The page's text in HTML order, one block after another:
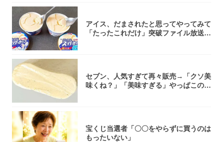
アイス、だまされたと思ってやってみて
「たったこれだけ」突破ファイル放送で
セブン、人気すぎて再々販売→「クソ美
味くね？」「美味すぎる」やっぱこのク
宝くじ当選者「〇〇をやらずに買うのは
もったいない」